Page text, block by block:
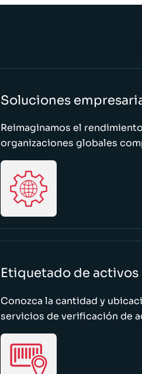
Soluciones
Reimaginamos el
organizaciones globales
Etiquetado de activos
Conozca la cantidad y
servicios de verificación de